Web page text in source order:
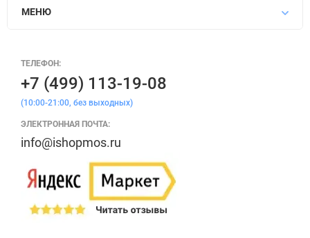
МЕНЮ
ТЕЛЕФОН:
+7 (499) 113-19-08
(10:00-21:00, без выходных)
ЭЛЕКТРОННАЯ ПОЧТА:
info@ishopmos.ru